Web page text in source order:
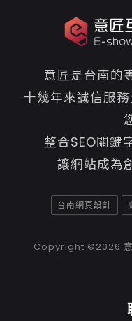
意匠是台南的
十幾年來誠信服
整合SEO關鍵
讓網站成為
台南網頁設計
Copyright ©2026